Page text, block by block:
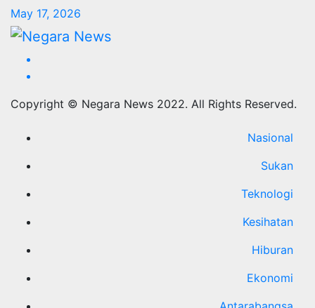
May 17, 2026
Copyright © Negara News 2022. All Rights Reserved.
Nasional
Sukan
Teknologi
Kesihatan
Hiburan
Ekonomi